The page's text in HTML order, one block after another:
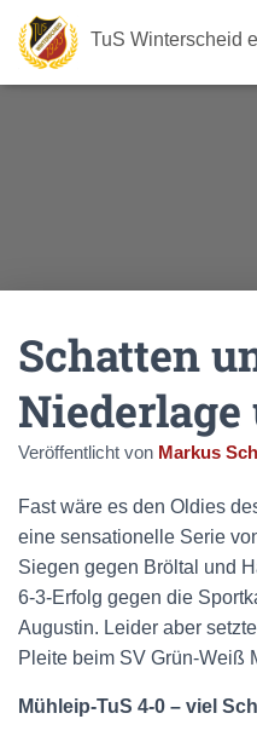
TuS Winterscheid
Schatten
Niederlage
Veröffentlicht von Markus
Fast wäre es den Oldies
eine sensationelle Serie
Siegen gegen Bröltal und
6-3-Erfolg gegen die
Augustin. Leider aber
Pleite beim SV Grün-Weiß
Mühleip-TuS 4-0 – viel